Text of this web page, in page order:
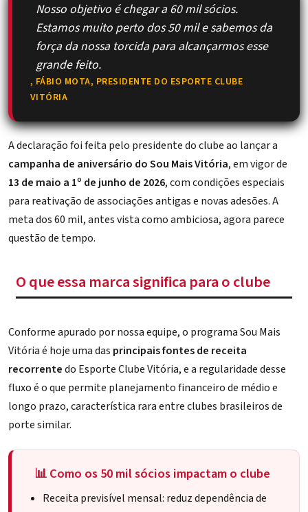
Nosso objetivo é chegar a 60 mil sócios.
Estamos muito perto dos 50 mil e sabemos da
força da nossa torcida para alcançarmos esse
grande feito.
, FÁBIO MOTA, PRESIDENTE DO ESPORTE CLUBE
VITÓRIA
A declaração foi feita pelo presidente do clube ao lançar a
campanha de aniversário do Sou Mais Vitória, em vigor de
13 de maio a 1º de junho de 2026, com condições especiais
para reativação de associações antigas e novas adesões. A
meta dos 60 mil, antes vista como ambiciosa, agora parece
questão de tempo.
O que essa marca significa para o clube
Conforme apurado por nossa equipe, o programa Sou Mais
Vitória é hoje uma das principais fontes de receita
recorrentedo Esporte Clube Vitória, e a regularidade desse
fluxo é o que permite planejamento financeiro de médio e
longo prazo, característica rara entre clubes brasileiros de
porte similar.
📊 Como os 50 mil sócios impactam o clube
Receita previsível mensal: reduz dependência de